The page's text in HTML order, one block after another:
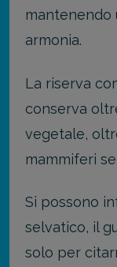
mantenendo
armonia.
La riserva
conserva
vegetale,
mammiferi
Si possono
selvatico, il
solo per